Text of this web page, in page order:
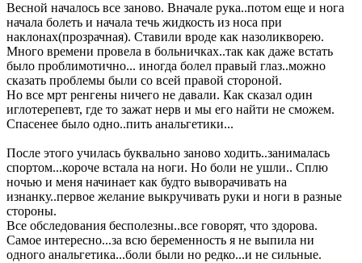
Весной началось все заново. Вначале рука..потом еще и нога
начала болеть и начала течь жидкость из носа при
наклонах(прозрачная). Ставили вроде как назоликворею.
Много времени провела в больничках..так как даже встать
было проблимотично... иногда болел правый глаз..можно
сказать проблемы были со всей правой стороной.
Но все мрт ренгены ничего не давали. Как сказал один
иглотерепевт, где то зажат нерв и мы его найти не сможем.
Спасенее было одно..пить анальгетики...
После этого училась буквально заново ходить..занималась
спортом...короче встала на ноги. Но боли не ушли.. Сплю
ночью и меня начинает как будто выворачивать на
изнанку..первое желание выкручивать руки и ноги в разные
стороны.
Все обследования бесполезны..все говорят, что здорова.
Самое интересно...за всю беременность я не выпила ни
одного анальгетика...боли были но редко...и не сильные.